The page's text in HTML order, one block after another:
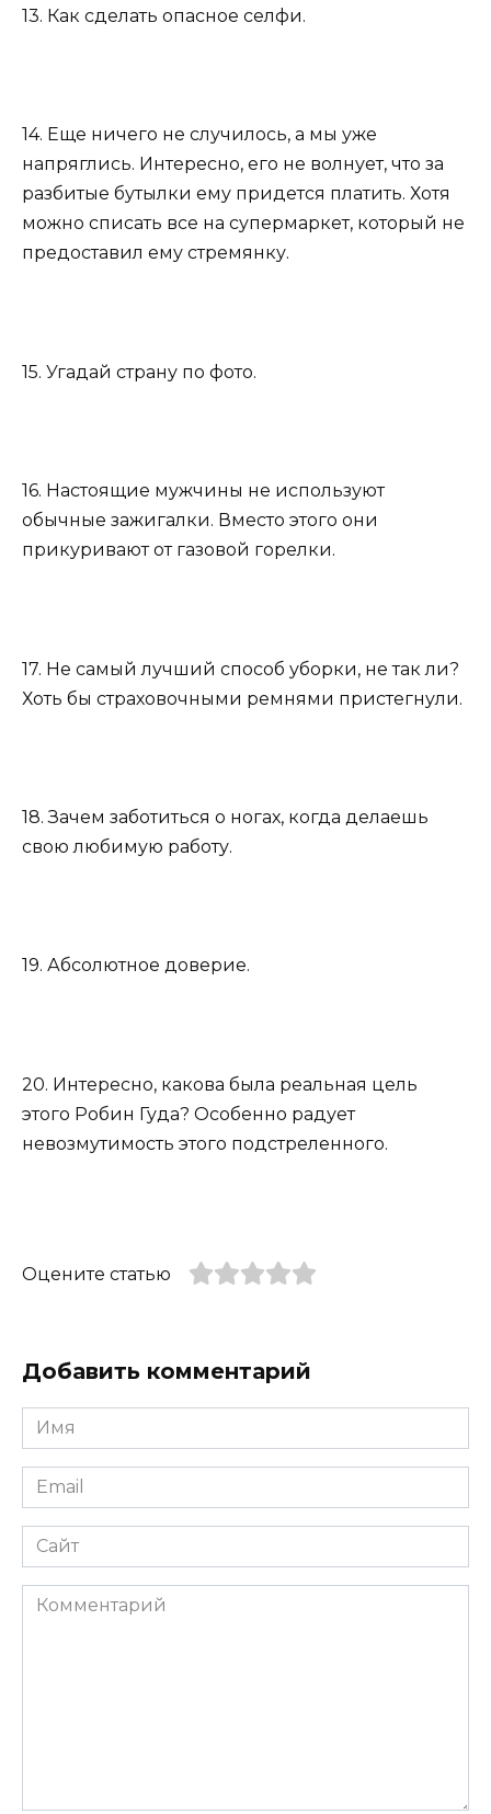
13. Как сделать опасное селфи.
14. Еще ничего не случилось, а мы уже
напряглись. Интересно, его не волнует, что за
разбитые бутылки ему придется платить. Хотя
можно списать все на супермаркет, который не
предоставил ему стремянку.
15. Угадай страну по фото.
16. Настоящие мужчины не используют
обычные зажигалки. Вместо этого они
прикуривают от газовой горелки.
17. Не самый лучший способ уборки, не так ли?
Хоть бы страховочными ремнями пристегнули.
18. Зачем заботиться о ногах, когда делаешь
свою любимую работу.
19. Абсолютное доверие.
20. Интересно, какова была реальная цель
этого Робин Гуда? Особенно радует
невозмутимость этого подстреленного.
Оцените статью
Добавить комментарий
Имя
*
Email
*
Сайт
Комментарий